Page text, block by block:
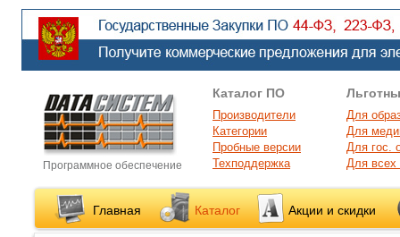
Программное обеспечение
Каталог ПО
Производители
Категории
Пробные версии
Техподдержка
Для
Для
Для гос.
Для
Главная Каталог Акции и скидки